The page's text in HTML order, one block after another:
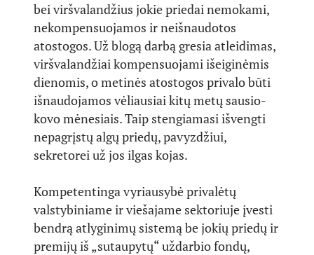
bei viršvalandžius jokie priedai nemokami,
nekompensuojamos ir neišnaudotos
atostogos. Už blogą darbą gresia atleidimas,
viršvalandžiai kompensuojami išeiginėmis
dienomis, o metinės atostogos privalo būti
išnaudojamos vėliausiai kitų metų sausio-
kovo mėnesiais. Taip stengiamasi išvengti
nepagrįstų algų priedų, pavyzdžiui,
sekretorei už jos ilgas kojas.
Kompetentinga vyriausybė privalėtų
valstybiniame ir viešajame sektoriuje įvesti
bendrą atlyginimų sistemą be jokių priedų ir
premijų iš „sutaupytų“ uždarbio fondų,